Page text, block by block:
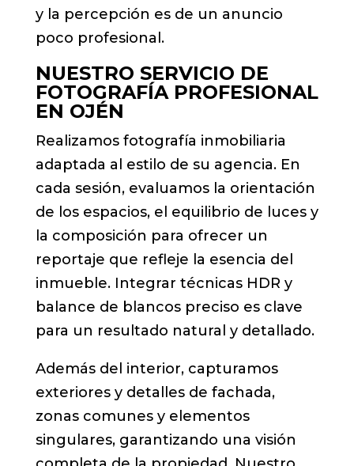
y la percepción es de un anuncio
poco profesional.
NUESTRO SERVICIO DE
FOTOGRAFÍA PROFESIONAL
EN OJÉN
Realizamos fotografía inmobiliaria
adaptada al estilo de su agencia. En
cada sesión, evaluamos la orientación
de los espacios, el equilibrio de luces y
la composición para ofrecer un
reportaje que refleje la esencia del
inmueble. Integrar técnicas HDR y
balance de blancos preciso es clave
para un resultado natural y detallado.
Además del interior, capturamos
exteriores y detalles de fachada,
zonas comunes y elementos
singulares, garantizando una visión